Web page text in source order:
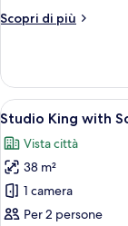
(City
Scopri di più
Altri
2
letti
queen
2
Queen)
Apri
tutte
le
foto
per
Studio
3
Studio King with
Vista città
38 m²
1 camera
Per 2 persone